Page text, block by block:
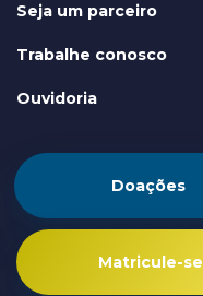
Seja um parceiro
Trabalhe conosco
Ouvidoria
Doações
Matricule-se